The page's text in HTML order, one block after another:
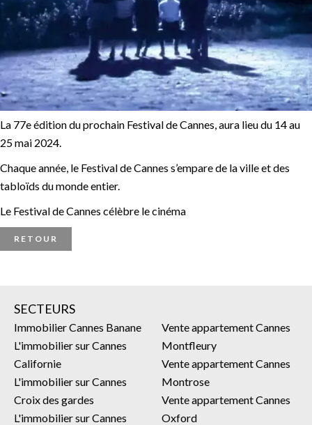
La 77e édition du prochain Festival de Cannes, aura lieu du 14 au
25 mai 2024.
Chaque année, le Festival de Cannes s’empare de la ville et des
tabloïds du monde entier.
Le Festival de Cannes célèbre le cinéma
RETOUR
SECTEURS
Immobilier Cannes Banane
L'immobilier sur Cannes
Californie
L'immobilier sur Cannes
Croix des gardes
L'immobilier sur Cannes
Vente appartement Cannes
Montfleury
Vente appartement Cannes
Montrose
Vente appartement Cannes
Oxford